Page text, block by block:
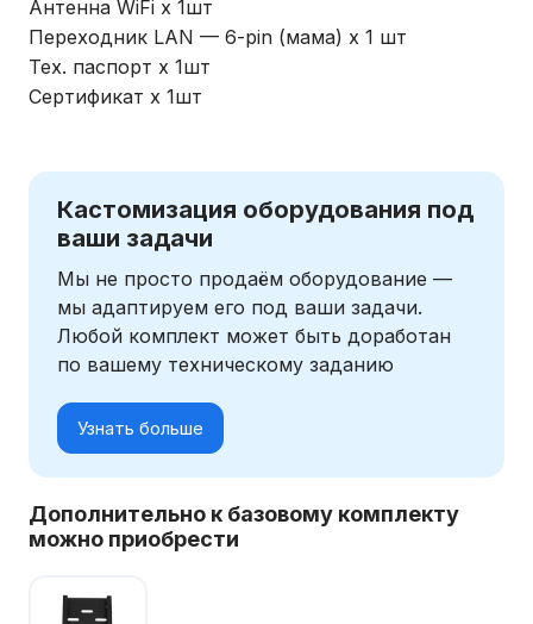
Антенна WiFi х 1шт
Переходник LAN — 6-pin (мама) х 1 шт
Тех. паспорт х 1шт
Сертификат х 1шт
Кастомизация оборудования под
ваши задачи
Мы не просто продаём оборудование —
мы адаптируем его под ваши задачи.
Любой комплект может быть доработан
по вашему техническому заданию
Узнать больше
Дополнительно к базовому комплекту
можно приобрести